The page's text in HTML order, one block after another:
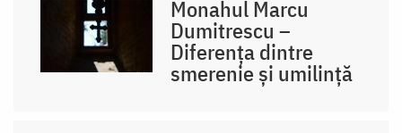
Monahul Marcu
Dumitrescu –
Diferența dintre
smerenie și umilință